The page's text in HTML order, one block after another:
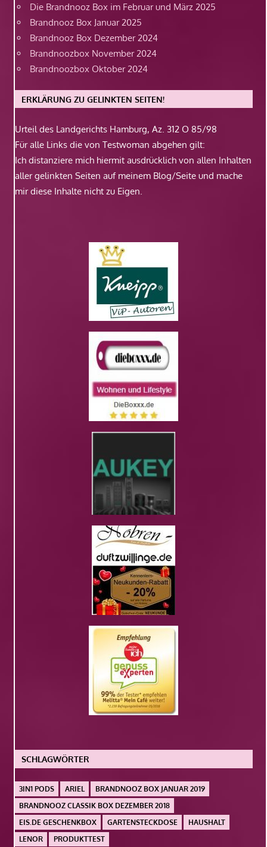
Die Brandnooz Box im Februar und März 2025
Brandnooz Box Januar 2025
Brandnooz Box Dezember 2024
Brandnoozbox November 2024
Brandnoozbox Oktober 2024
ERKLÄRUNG ZU GELINKTEN SEITEN!
Urteil des Landgerichts Hamburg, Az. 312 O 85/98
Für alle Links die von Testwoman abgehen gilt:
Ich distanziere mich hiermit ausdrücklich von allen Inhalten
aller gelinkten Seiten auf meinem Blog/Seite und mache
mir diese Inhalte nicht zu Eigen.
SCHLAGWÖRTER
3IN1 PODS ARIEL
BRANDNOOZ BOX JANUAR 2019
BRANDNOOZ CLASSIK BOX DEZEMBER 2018
EIS.DE GESCHENKBOX
GARTENSTECKDOSE
HAUSHALT
LENOR
PRODUKTTEST